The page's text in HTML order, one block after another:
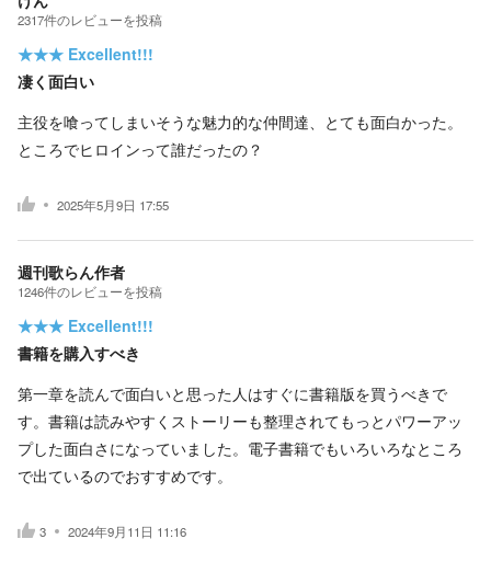
2317件のレビューを投稿
★★★ Excellent!!!
凄く面白い
主役を喰ってしまいそうな魅力的な仲間達、とても面白かった。
ところでヒロインって誰だったの？
2025年5月9日 17:55
週刊歌らん作者
1246件のレビューを投稿
★★★ Excellent!!!
書籍を購入すべき
第一章を読んで面白いと思った人はすぐに書籍版を買うべきで
す。書籍は読みやすくストーリーも整理されてもっとパワーアッ
プした面白さになっていました。電子書籍でもいろいろなところ
で出ているのでおすすめです。
3 2024年9月11日 11:16